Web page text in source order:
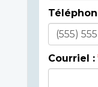
Courriel :